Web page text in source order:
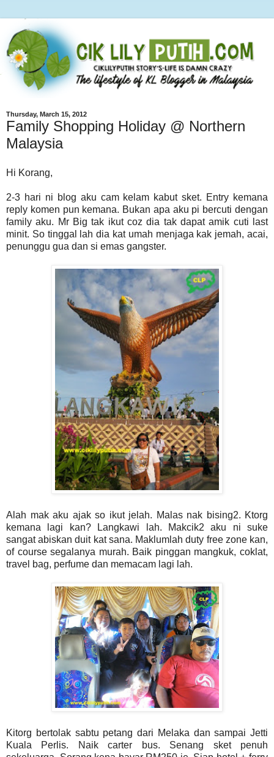
Thursday, March 15, 2012
Family Shopping Holiday @ Northern
Malaysia
Hi Korang,
2-3 hari ni blog aku cam kelam kabut sket. Entry kemana
reply komen pun kemana. Bukan apa aku pi bercuti dengan
family aku. Mr Big tak ikut coz dia tak dapat amik cuti last
minit. So tinggal lah dia kat umah menjaga kak jemah, acai,
penunggu gua dan si emas gangster.
Alah mak aku ajak so ikut jelah. Malas nak bising2. Ktorg
kemana lagi kan? Langkawi lah. Makcik2 aku ni suke
sangat abiskan duit kat sana. Maklumlah duty free zone kan,
of course segalanya murah. Baik pinggan mangkuk, coklat,
travel bag, perfume dan memacam lagi lah.
Kitorg bertolak sabtu petang dari Melaka dan sampai Jetti
Kuala Perlis. Naik carter bus. Senang sket penuh